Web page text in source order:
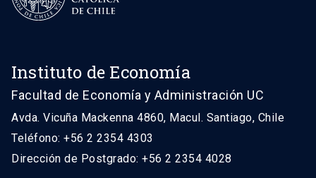
Instituto de Economía
Facultad de Economía y Administración UC
Avda. Vicuña Mackenna 4860, Macul. Santiago, Chile
Teléfono: +56 2 2354 4303
Dirección de Postgrado: +56 2 2354 4028